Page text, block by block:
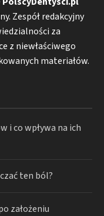
Zespół redakcyjny
za
z niewłaściwego
materiałów.
i co wpływa na ich
ten ból?
założeniu